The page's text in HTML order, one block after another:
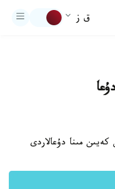
ق ز
كەيىن مىنا دۇعالاردى